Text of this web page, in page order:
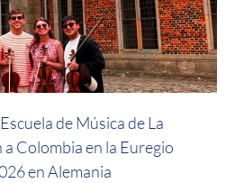
de Música de La
Colombia en la Euregio
en Alemania